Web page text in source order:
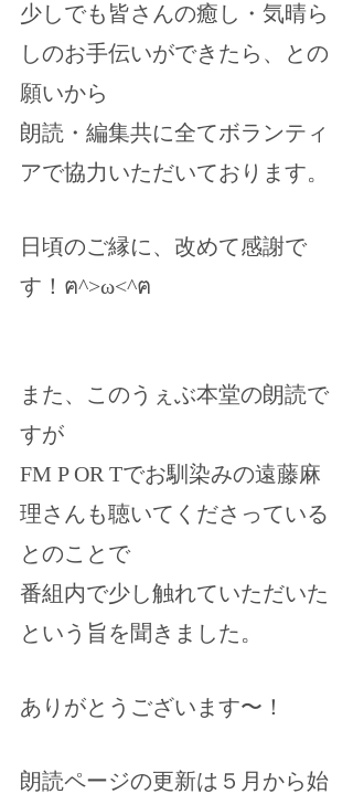
少しでも皆さんの癒し・気晴ら
しのお手伝いができたら、との
願いから
朗読・編集共に全てボランティ
アで協力いただいております。
日頃のご縁に、改めて感謝で
す！ฅ^>ω<^ฅ
また、このうぇぶ本堂の朗読で
すが
FM P OR Tでお馴染みの遠藤麻
理さんも聴いてくださっている
とのことで
番組内で少し触れていただいた
という旨を聞きました。
ありがとうございます〜！
朗読ページの更新は５月から始